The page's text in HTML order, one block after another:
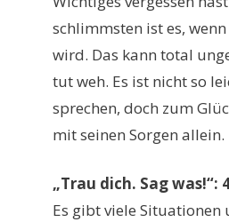
schlimmsten ist es,
wird. Das kann total
tut weh. Es ist nicht so
sprechen, doch zum
mit seinen Sorgen allein.
„Trau dich. Sag was!“:
Es gibt viele Situationen